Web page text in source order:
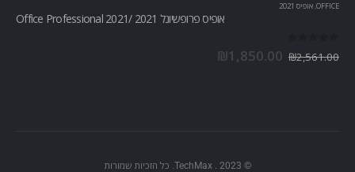
OFFICE
, אופיס 2021
אופיס פרופשיונל 2021 /Office Professional 2021
₪2,561.00
₪1,850.00
© TechMax . 2023. כל הזכיות שמורות